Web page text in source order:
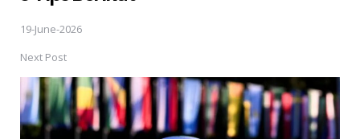
19-June-2026
Next Post